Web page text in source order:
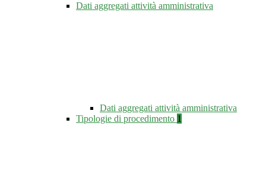
Dati aggregati attività amministrativa
Dati aggregati attività amministrativa
Tipologie di procedimento 1